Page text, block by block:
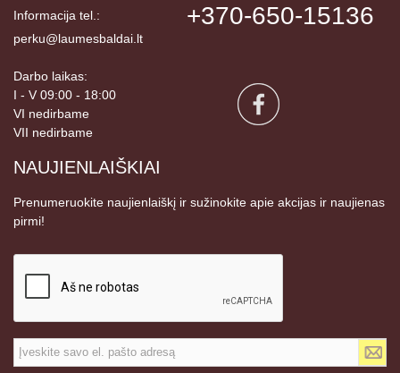
Informacija tel.: +370-650-15136
perku@laumesbaldai.lt
Darbo laikas:
I - V 09:00 - 18:00
VI nedirbame
VII nedirbame
NAUJIENLAIŠKIAI
Prenumeruokite naujienlaiškį ir sužinokite apie akcijas ir naujienas
pirmi!